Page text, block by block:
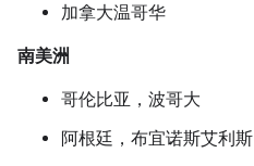
加拿大温哥华
南美洲
哥伦比亚，波哥大
阿根廷，布宜诺斯艾利斯